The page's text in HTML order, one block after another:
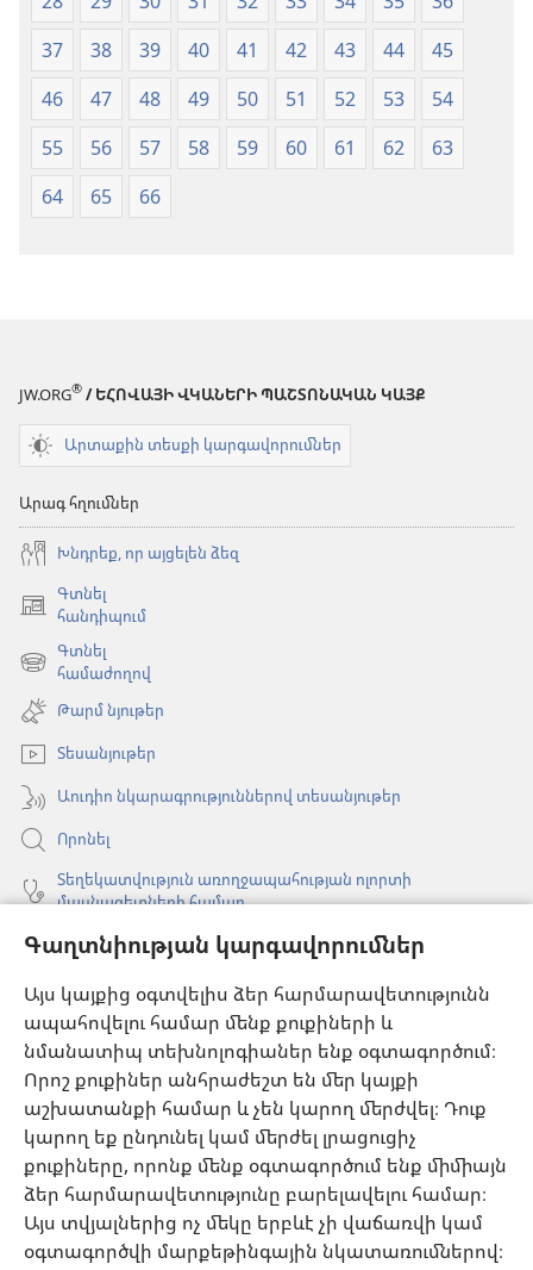
Գաղտնիության կարգավորումներ
Այս կայքից օգտվելիս ձեր հարմարավետությունն
ապահովելու համար մենք քուքիների և
նմանատիպ տեխնոլոգիաներ ենք օգտագործում։
Որոշ քուքիներ անհրաժեշտ են մեր կայքի
աշխատանքի համար և չեն կարող մերժվել։ Դուք
կարող եք ընդունել կամ մերժել լրացուցիչ
քուքիները, որոնք մենք օգտագործում ենք միմիայն
ձեր հարմարավետությունը բարելավելու համար։
Այս տվյալներից ոչ մեկը երբևէ չի վաճառվի կամ
օգտագործվի մարքեթինգային նկատառումներով։
37
38 39 40 41 42 43 44
45
46
47 48 49 50 51 52 53
54
55
56 57 58 59 60 61 62
63
64
65 66
JW.ORG® / ԵՀՈՎԱՅԻ ՎԿԱՆԵՐԻ ՊԱՇՏՈՆԱԿԱՆ ԿԱՅՔ
Արտաքին տեսքի կարգավորումներ
Արագ հղումներ
Խնդրեք, որ այցելեն ձեզ
Գտնել
հանդիպում
(բացվում
նոր
պատուհան)
Գտնել
համաժողով
(բացվում
նոր
պատուհան)
Թարմ նյութեր
Տեսանյութեր
Աուդիո նկարագրություններով տեսանյութեր
Որոնել
Տեղեկատվություն առողջապահության ոլորտի
մասնագետների համար
Գլոբալ հաղորդակցություն
Օգնություն
Նվիրատվություններ
(բացվում
է
նոր
պատուհան)
Դիտարանի ՕՆԼԱՅՆ ԳՐԱԴԱՐԱՆ
(բացվում
է
նոր
պատուհան)
JW Hub
(բացվում
է
նոր
պատուհան)
JW Library® հավելված